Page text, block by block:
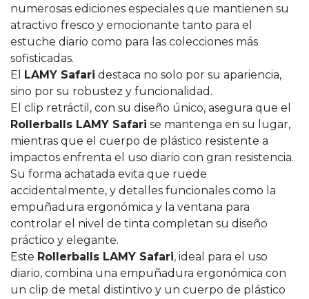
numerosas ediciones especiales que mantienen su
atractivo fresco y emocionante tanto para el
estuche diario como para las colecciones más
sofisticadas.
El
LAMY Safari destaca no solo por su apariencia,
sino por su robustez y funcionalidad.
El clip retráctil, con su diseño único, asegura que el
Rollerballs LAMY Safari se mantenga en su lugar,
mientras que el cuerpo de plástico resistente a
impactos enfrenta el uso diario con gran resistencia.
Su forma achatada evita que ruede
accidentalmente, y detalles funcionales como la
empuñadura ergonómica y la ventana para
controlar el nivel de tinta completan su diseño
práctico y elegante.
Este Rollerballs LAMY Safari, ideal para el uso
diario, combina una empuñadura ergonómica con
un clip de metal distintivo y un cuerpo de plástico